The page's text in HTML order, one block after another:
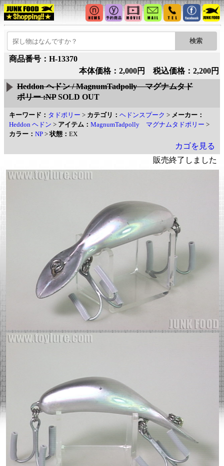
商品番号：H-13370
本体価格：2,000円 税込価格：2,200円
Heddon ヘドン / MagnumTadpolly マグナムタド
ポリー :NPSOLD OUT
キーワード： タドポリー > カテゴリ： ヘドンスプーク > メーカー：
Heddon ヘドン > アイテム： MagnumTadpolly マグナムタドポリー >
カラー： NP >状態： EX
カゴを見る
販売終了しました